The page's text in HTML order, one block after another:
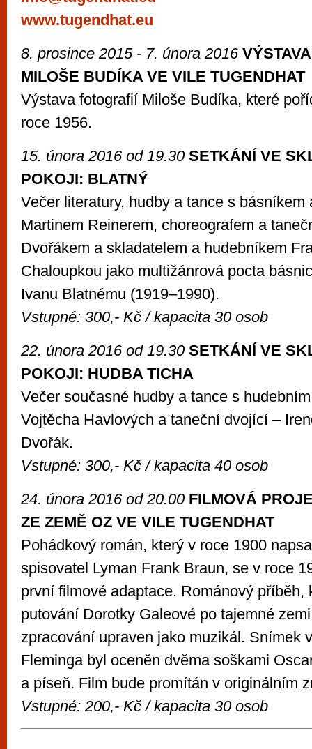
www.tugendhat.eu
8. prosince 2015 - 7. února 2016
MILOŠE BUDÍKA VE VILE TUGENDHAT
Výstava fotografií Miloše Budíka, které
roce 1956.
15. února 2016 od 19.30 SETKÁNÍ VE
POKOJI: BLATNÝ
Večer literatury, hudby a tance s básníkem
Martinem Reinerem, choreografem a
Dvořákem a skladatelem a hudebníkem
Chaloupkou jako multižánrová pocta
Ivanu Blatnému (1919–1990).
Vstupné: 300,- Kč / kapacita 30 osob
22. února 2016 od 19.30 SETKÁNÍ VE
POKOJI: HUDBA TICHA
Večer současné hudby a tance s
Vojtěcha Havlových a taneční dvojící –
Dvořák.
Vstupné: 300,- Kč / kapacita 40 osob
24. února 2016 od 20.00 FILMOVÁ
ZE ZEMĚ OZ VE VILE TUGENDHAT
Pohádkový román, který v roce 1900
spisovatel Lyman Frank Braun, se v roce
první filmové adaptace. Románový příběh,
putování Dorotky Galeové po tajemné
zpracování upraven jako muzikál. Snímek
Fleminga byl oceněn dvěma soškami
a píseň. Film bude promítán v originálním
Vstupné: 200,- Kč / kapacita 30 osob